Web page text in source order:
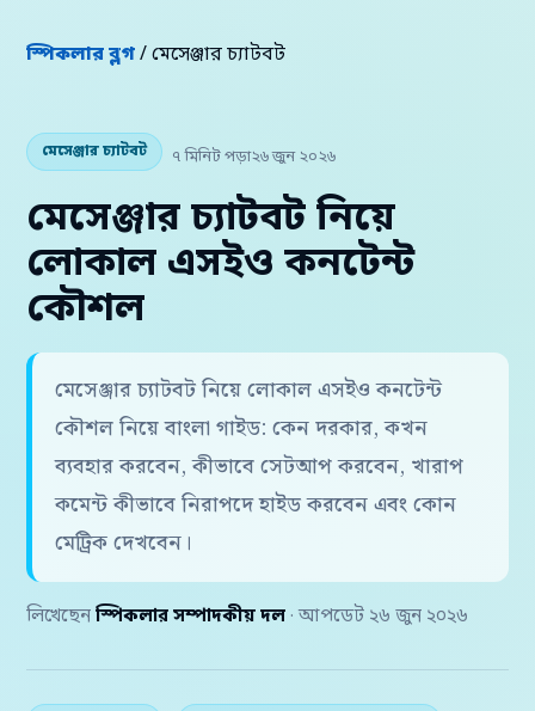
স্পিকলার ব্লগ/ মেসেঞ্জার চ্যাটবট
মেসেঞ্জার চ্যাটবট ৭ মিনিট পড়া২৬ জুন ২০২৬
মেসেঞ্জার চ্যাটবট নিয়ে
লোকাল এসইও কনটেন্ট
কৌশল
মেসেঞ্জার চ্যাটবট নিয়ে লোকাল এসইও কনটেন্ট
কৌশল নিয়ে বাংলা গাইড: কেন দরকার, কখন
ব্যবহার করবেন, কীভাবে সেটআপ করবেন, খারাপ
কমেন্ট কীভাবে নিরাপদে হাইড করবেন এবং কোন
মেট্রিক দেখবেন।
লিখেছেন স্পিকলার সম্পাদকীয় দল · আপডেট ২৬ জুন ২০২৬